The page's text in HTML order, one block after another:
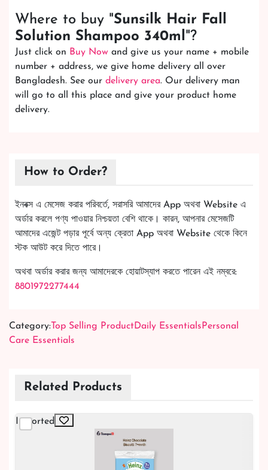
Where to buy "Sunsilk Hair Fall
Solution Shampoo 340ml "?
Just click on Buy Now and give us your name + mobile
number + address, we give home delivery all over
Bangladesh. See our delivery area. Our delivery man
will go to all this place and give your product home
delivery.
How to Order?
ইনবক্স এ মেসেজ করার পরিবর্তে, সরাসরি আমাদের App অথবা Website এ
অর্ডার করলে পণ্য পাওয়ার নিশ্চয়তা বেশি থাকে। কারন, আপনার মেসেজটি
আমাদের এজেন্ট পড়ার পূর্বে অন্য ক্রেতা App অথবা Website থেকে কিনে
স্টক আউট করে দিতে পারে।
অথবা অর্ডার করার জন্য আমাদেরকে হোয়াটস্যাপ করতে পারেন এই নম্বরে:
8801972277444
Category: Top Selling ProductDaily Essentials Personal
Care Essentials
Related Products
Imported